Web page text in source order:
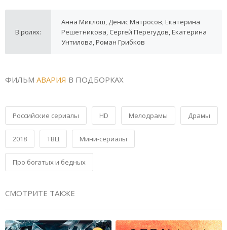
В ролях:
Анна Миклош, Денис Матросов, Екатерина
Решетникова, Сергей Перегудов, Екатерина
Унтилова, Роман Грибков
ФИЛЬМ АВАРИЯ В ПОДБОРКАХ
Российские сериалы HD Мелодрамы Драмы
2018 ТВЦ Мини-сериалы
Про богатых и бедных
СМОТРИТЕ ТАКЖЕ